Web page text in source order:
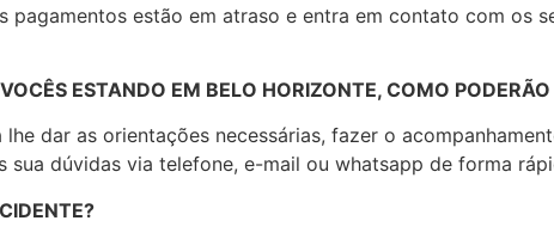
estão em atraso e entra em contato com os
ESTANDO EM BELO HORIZONTE, COMO
dar as orientações necessárias, fazer o
dúvidas via telefone, e-mail ou whatsapp de forma